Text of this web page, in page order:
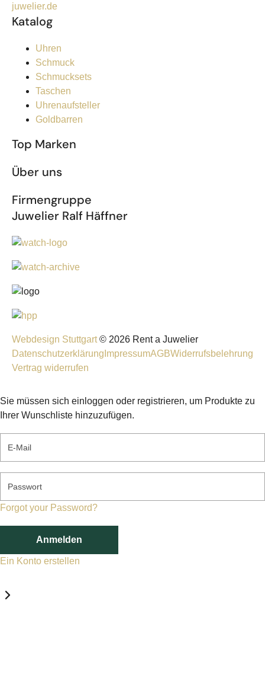
juwelier.de
Katalog
Uhren
Schmuck
Schmucksets
Taschen
Uhrenaufsteller
Goldbarren
Top Marken
Über uns
Firmengruppe
Juwelier Ralf Häffner
Webdesign Stuttgart © 2026 Rent a Juwelier
Datenschutzerklärung ImpressumAGBWiderrufsbelehrung
Vertrag widerrufen
Sie müssen sich einloggen oder registrieren, um Produkte zu
Ihrer Wunschliste hinzuzufügen.
E-Mail
Passwort
Forgot your Password?
Anmelden
Ein Konto erstellen